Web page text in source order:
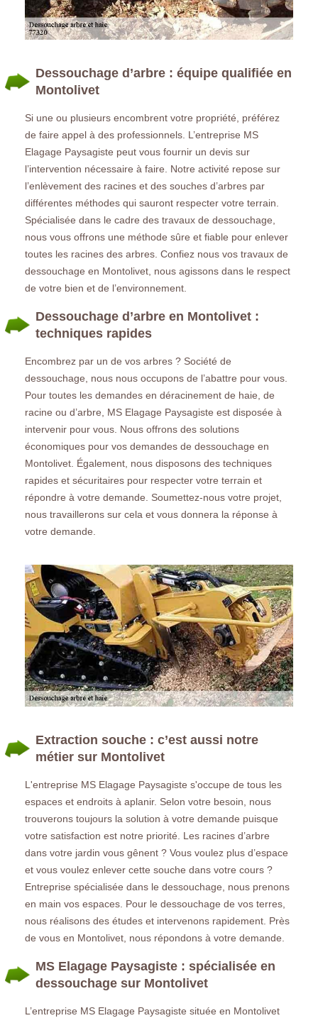
Dessouchage d’arbre : équipe qualifiée en
Montolivet
Si une ou plusieurs encombrent votre propriété, préférez
de faire appel à des professionnels. L’entreprise MS
Elagage Paysagiste peut vous fournir un devis sur
l’intervention nécessaire à faire. Notre activité repose sur
l’enlèvement des racines et des souches d’arbres par
différentes méthodes qui sauront respecter votre terrain.
Spécialisée dans le cadre des travaux de dessouchage,
nous vous offrons une méthode sûre et fiable pour enlever
toutes les racines des arbres. Confiez nous vos travaux de
dessouchage en Montolivet, nous agissons dans le respect
de votre bien et de l’environnement.
Dessouchage d’arbre en Montolivet :
techniques rapides
Encombrez par un de vos arbres ? Société de
dessouchage, nous nous occupons de l’abattre pour vous.
Pour toutes les demandes en déracinement de haie, de
racine ou d’arbre, MS Elagage Paysagiste est disposée à
intervenir pour vous. Nous offrons des solutions
économiques pour vos demandes de dessouchage en
Montolivet. Également, nous disposons des techniques
rapides et sécuritaires pour respecter votre terrain et
répondre à votre demande. Soumettez-nous votre projet,
nous travaillerons sur cela et vous donnera la réponse à
votre demande.
Extraction souche : c’est aussi notre
métier sur Montolivet
L'entreprise MS Elagage Paysagiste s'occupe de tous les
espaces et endroits à aplanir. Selon votre besoin, nous
trouverons toujours la solution à votre demande puisque
votre satisfaction est notre priorité. Les racines d’arbre
dans votre jardin vous gênent ? Vous voulez plus d’espace
et vous voulez enlever cette souche dans votre cours ?
Entreprise spécialisée dans le dessouchage, nous prenons
en main vos espaces. Pour le dessouchage de vos terres,
nous réalisons des études et intervenons rapidement. Près
de vous en Montolivet, nous répondons à votre demande.
MS Elagage Paysagiste : spécialisée en
dessouchage sur Montolivet
L’entreprise MS Elagage Paysagiste située en Montolivet